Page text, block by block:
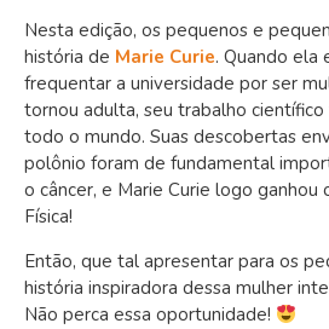
Nesta edição, os pequenos e
história de Marie Curie. Quando ela
frequentar a universidade por ser
tornou adulta, seu trabalho
todo o mundo. Suas descobertas
polônio foram de fundamental
o câncer, e Marie Curie logo
Física!
Então, que tal apresentar para os
história inspiradora dessa mulher
Não perca essa oportunidade!